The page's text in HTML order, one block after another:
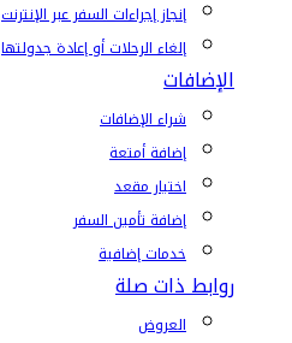
إنجاز إجراءات السفر عبر الإنترنت
إلغاء الرحلات أو إعادة جدولتها
الإضافات
شراء الإضافات
إضافة أمتعة
اختيار مقعد
إضافة تأمين السفر
خدمات إضافية
روابط ذات صلة
العروض